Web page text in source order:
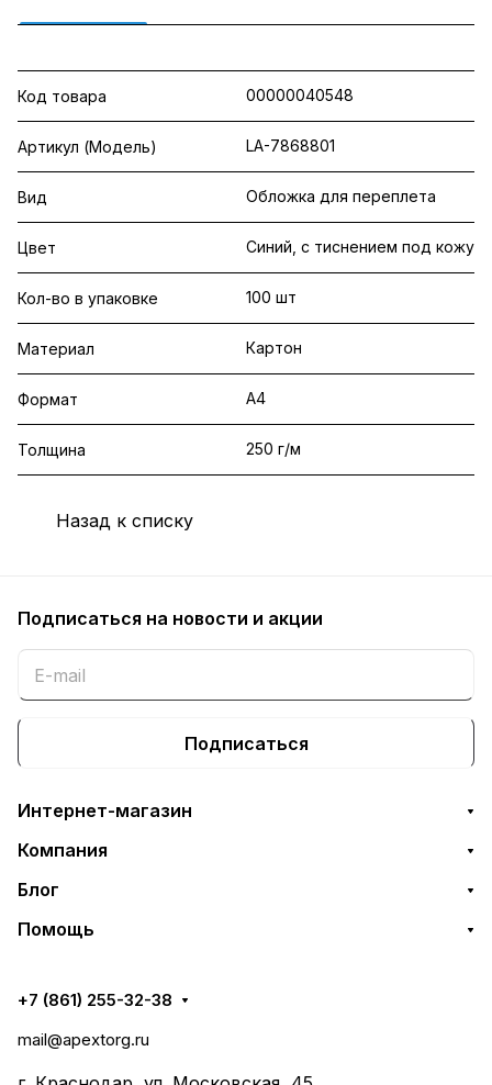
Код товара 00000040548
Артикул (Модель) LA-7868801
Вид Обложка для переплета
Цвет Синий, с тиснением под кожу
Кол-во в упаковке 100 шт
Материал Картон
Формат A4
Толщина 250 г/м
Назад к списку
Подписаться на новости и акции
Подписаться
Интернет-магазин
Компания
Блог
Помощь
+7 (861) 255-32-38
mail@apextorg.ru